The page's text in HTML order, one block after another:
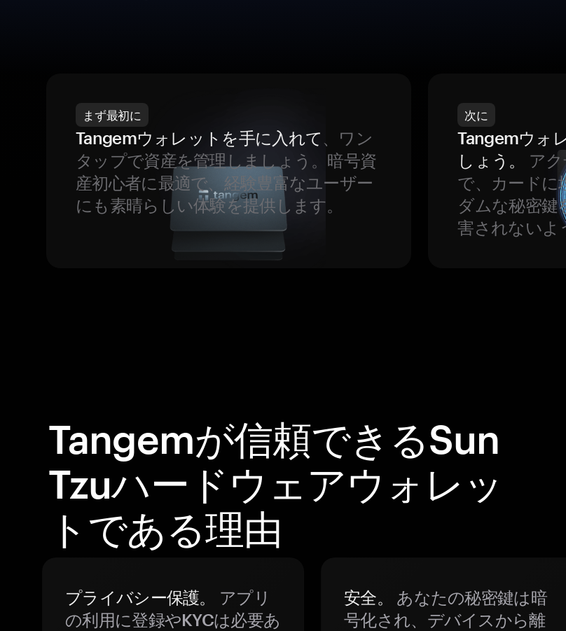
まず最初に
Tangemウォレットを手に入れて、ワン
タップで資産を管理しましょう。暗号資
産初心者に最適で、経験豊富なユーザー
にも素晴らしい体験を提供します。
次に
Tangemウォ
しょう。
ア
で、カードに
ダムな秘密鍵
害されないよ
Tangemが信頼できるSun
Tzuハードウェアウォレッ
トである理由
プライバシー保護。
アプリ
の利用に登録やKYCは必要あ
安全。
あなたの秘密鍵は暗
号化され、デバイスから離